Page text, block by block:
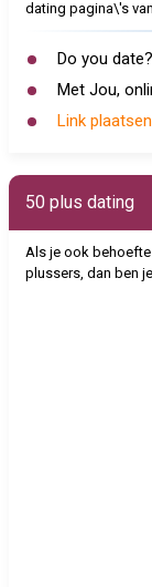
dating pagina\'s
Do you
Met Jou,
Link plaatsen
50 plus dating
Als je ook behoefte
plussers, dan ben